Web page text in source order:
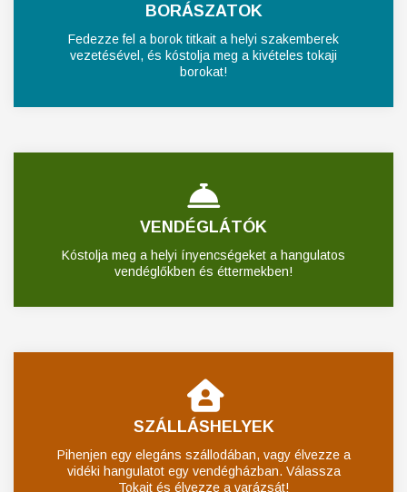
BORÁSZATOK
Fedezze fel a borok titkait a helyi szakemberek
vezetésével, és kóstolja meg a kivételes tokaji
borokat!
VENDÉGLÁTÓK
Kóstolja meg a helyi ínyencségeket a hangulatos
vendéglőkben és éttermekben!
SZÁLLÁSHELYEK
Pihenjen egy elegáns szállodában, vagy élvezze a
vidéki hangulatot egy vendégházban. Válassza
Tokajt és élvezze a varázsát!